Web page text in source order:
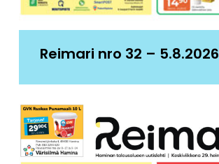
Reimari nro 32 – 5.8.2026